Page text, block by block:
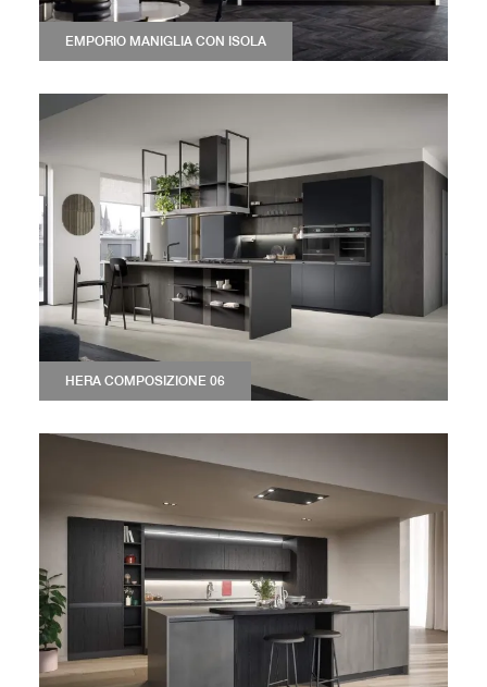
EMPORIO MANIGLIA CON ISOLA
HERA COMPOSIZIONE 06